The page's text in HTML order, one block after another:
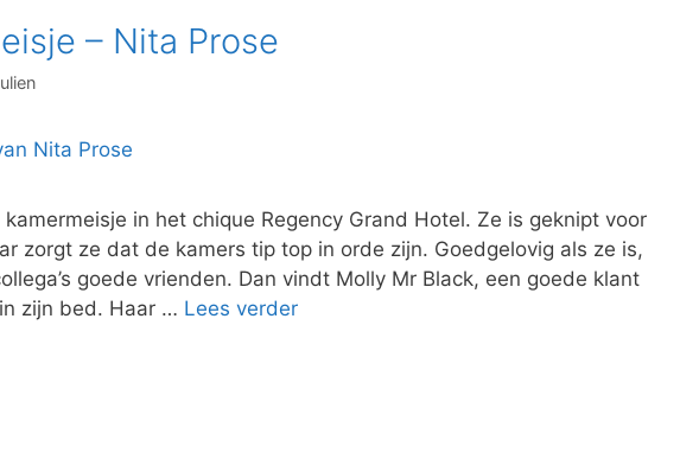
– Nita Prose
in het chique Regency Grand Hotel. Ze is geknipt voor
zorgt ze dat de kamers tip top in orde zijn. Goedgelovig als ze is,
goede vrienden. Dan vindt Molly Mr Black, een goede klant
zijn bed. Haar … Lees verder